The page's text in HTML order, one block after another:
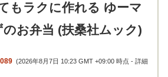
もラクに作れる ゆーマ
お弁当 (扶桑社ムック)
(2026年8月7日 10:23 GMT +09:00 時点 -詳細